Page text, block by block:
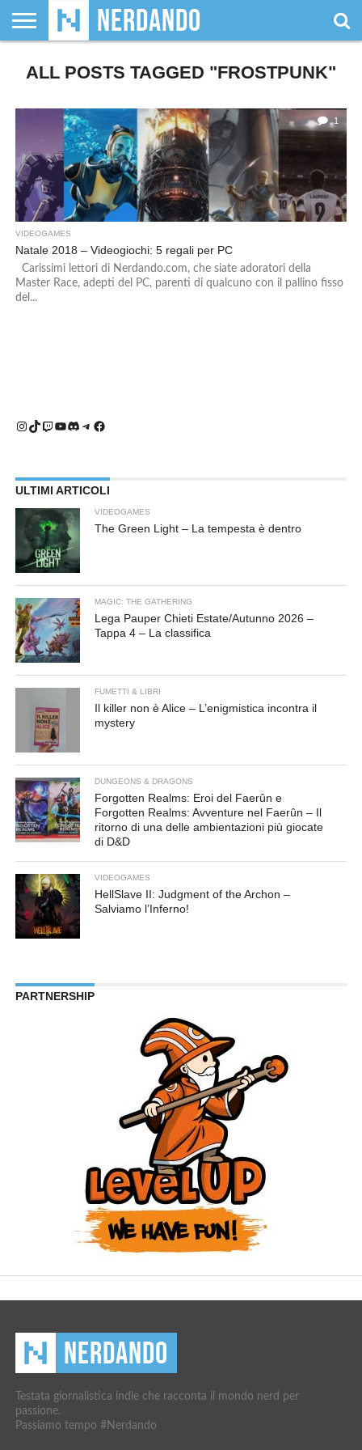
SIAMO
GIOCHI
DA
GIOCHI
DI
VIDEOGAMES
FILM
&
FUMETTI
& LIBRI
MAGIC:
THE
DUNGEONS
&
WRESTLING
NERDANDO
AWARDS
I
BOLLINI
ALL POSTS TAGGED "FROSTPUNK"
1
VIDEOGAMES
Natale 2018 – Videogiochi: 5 regali per PC
Carissimi lettori di Nerdando.com, che siate adoratori della
Master Race, adepti del PC, parenti di qualcuno con il pallino fisso
del...
Instagram
TikTok
Twitch
YouTube
Discord
Telegram
Facebook
ULTIMI ARTICOLI
VIDEOGAMES
The Green Light – La tempesta è dentro
MAGIC: THE GATHERING
Lega Pauper Chieti Estate/Autunno 2026 –
Tappa 4 – La classifica
FUMETTI & LIBRI
Il killer non è Alice – L’enigmistica incontra il
mystery
DUNGEONS & DRAGONS
Forgotten Realms: Eroi del Faerûn e
Forgotten Realms: Avventure nel Faerûn – Il
ritorno di una delle ambientazioni più giocate
di D&D
VIDEOGAMES
HellSlave II: Judgment of the Archon –
Salviamo l’Inferno!
PARTNERSHIP
Testata giornalistica indie che racconta il mondo nerd per
passione.
Passiamo tempo #Nerdando